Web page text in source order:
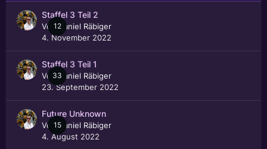
12
Staffel 3 Teil 2
VonDaniel Räbiger
4. November 2022
33
Staffel 3 Teil 1
VonDaniel Räbiger
23. September 2022
15
Future Unknown
VonDaniel Räbiger
4. August 2022